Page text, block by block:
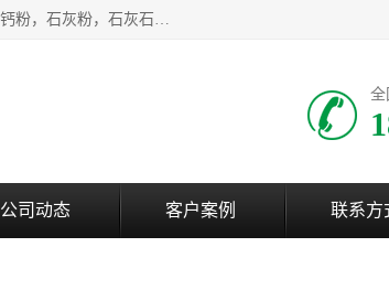
瑞金桂生建材公司一家专业从事建材产品经营研发、生产、销售为一体的福建重钙厂家；主要产品有：灰钙粉，石灰粉，石灰石，生石灰，熟石灰，氧化钙，重钙粉，氢氧化钙，农田石灰，畜牧业用石灰等。欢迎新老客户来电咨询！
全
公司动态 客户案例 联系方